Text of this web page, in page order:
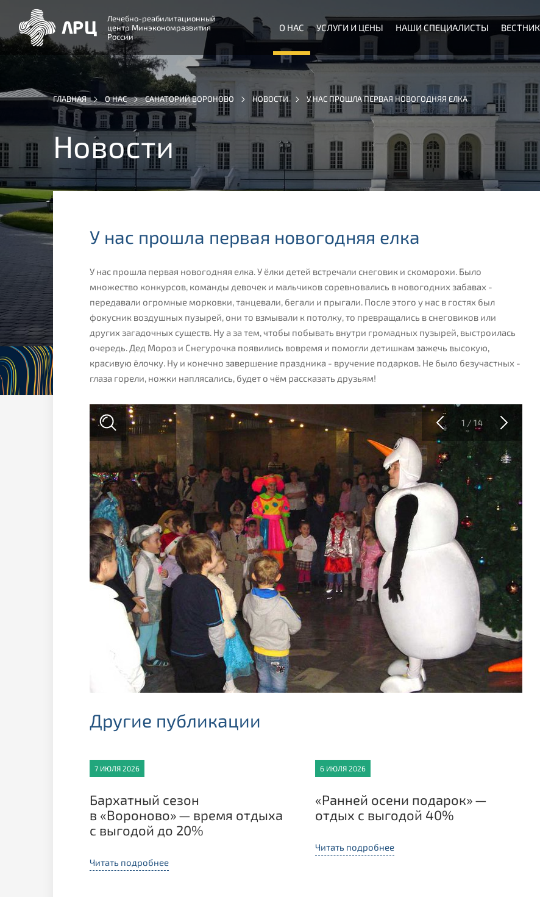
Лечебно-реабилитационный
центр Минэкономразвития
России
О НАС УСЛУГИ И ЦЕНЫ НАШИ СПЕЦИАЛИСТЫ ВЕСТНИК
ГЛАВНАЯ О НАС САНАТОРИЙ ВОРОНОВО НОВОСТИ У НАС ПРОШЛА ПЕРВАЯ НОВОГОДНЯЯ ЕЛКА
Новости
У нас прошла первая новогодняя елка
У нас прошла первая новогодняя елка. У ёлки детей встречали снеговик и скоморохи. Было
множество конкурсов, команды девочек и мальчиков соревновались в новогодних забавах -
передавали огромные морковки, танцевали, бегали и прыгали. После этого у нас в гостях был
фокусник воздушных пузырей, они то взмывали к потолку, то превращались в снеговиков или
других загадочных существ. Ну а за тем, чтобы побывать внутри громадных пузырей, выстроилась
очередь. Дед Мороз и Снегурочка появились вовремя и помогли детишкам зажечь высокую,
красивую ёлочку. Ну и конечно завершение праздника - вручение подарков. Не было безучастных -
глаза горели, ножки наплясались, будет о чём рассказать друзьям!
1 / 14
Другие публикации
7 ИЮЛЯ 2026
Бархатный сезон
в «Вороново» — время отдыха
с выгодой до 20%
Читать подробнее
6 ИЮЛЯ 2026
«Ранней осени подарок» —
отдых с выгодой 40%
Читать подробнее